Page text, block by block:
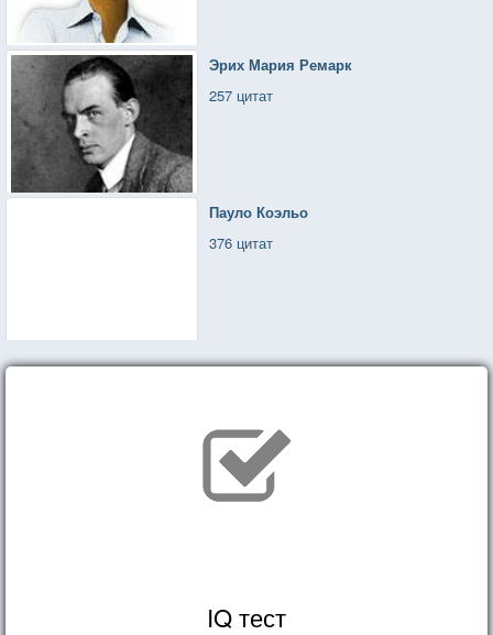
Эрих Мария Ремарк
257 цитат
Пауло Коэльо
376 цитат
IQ тест